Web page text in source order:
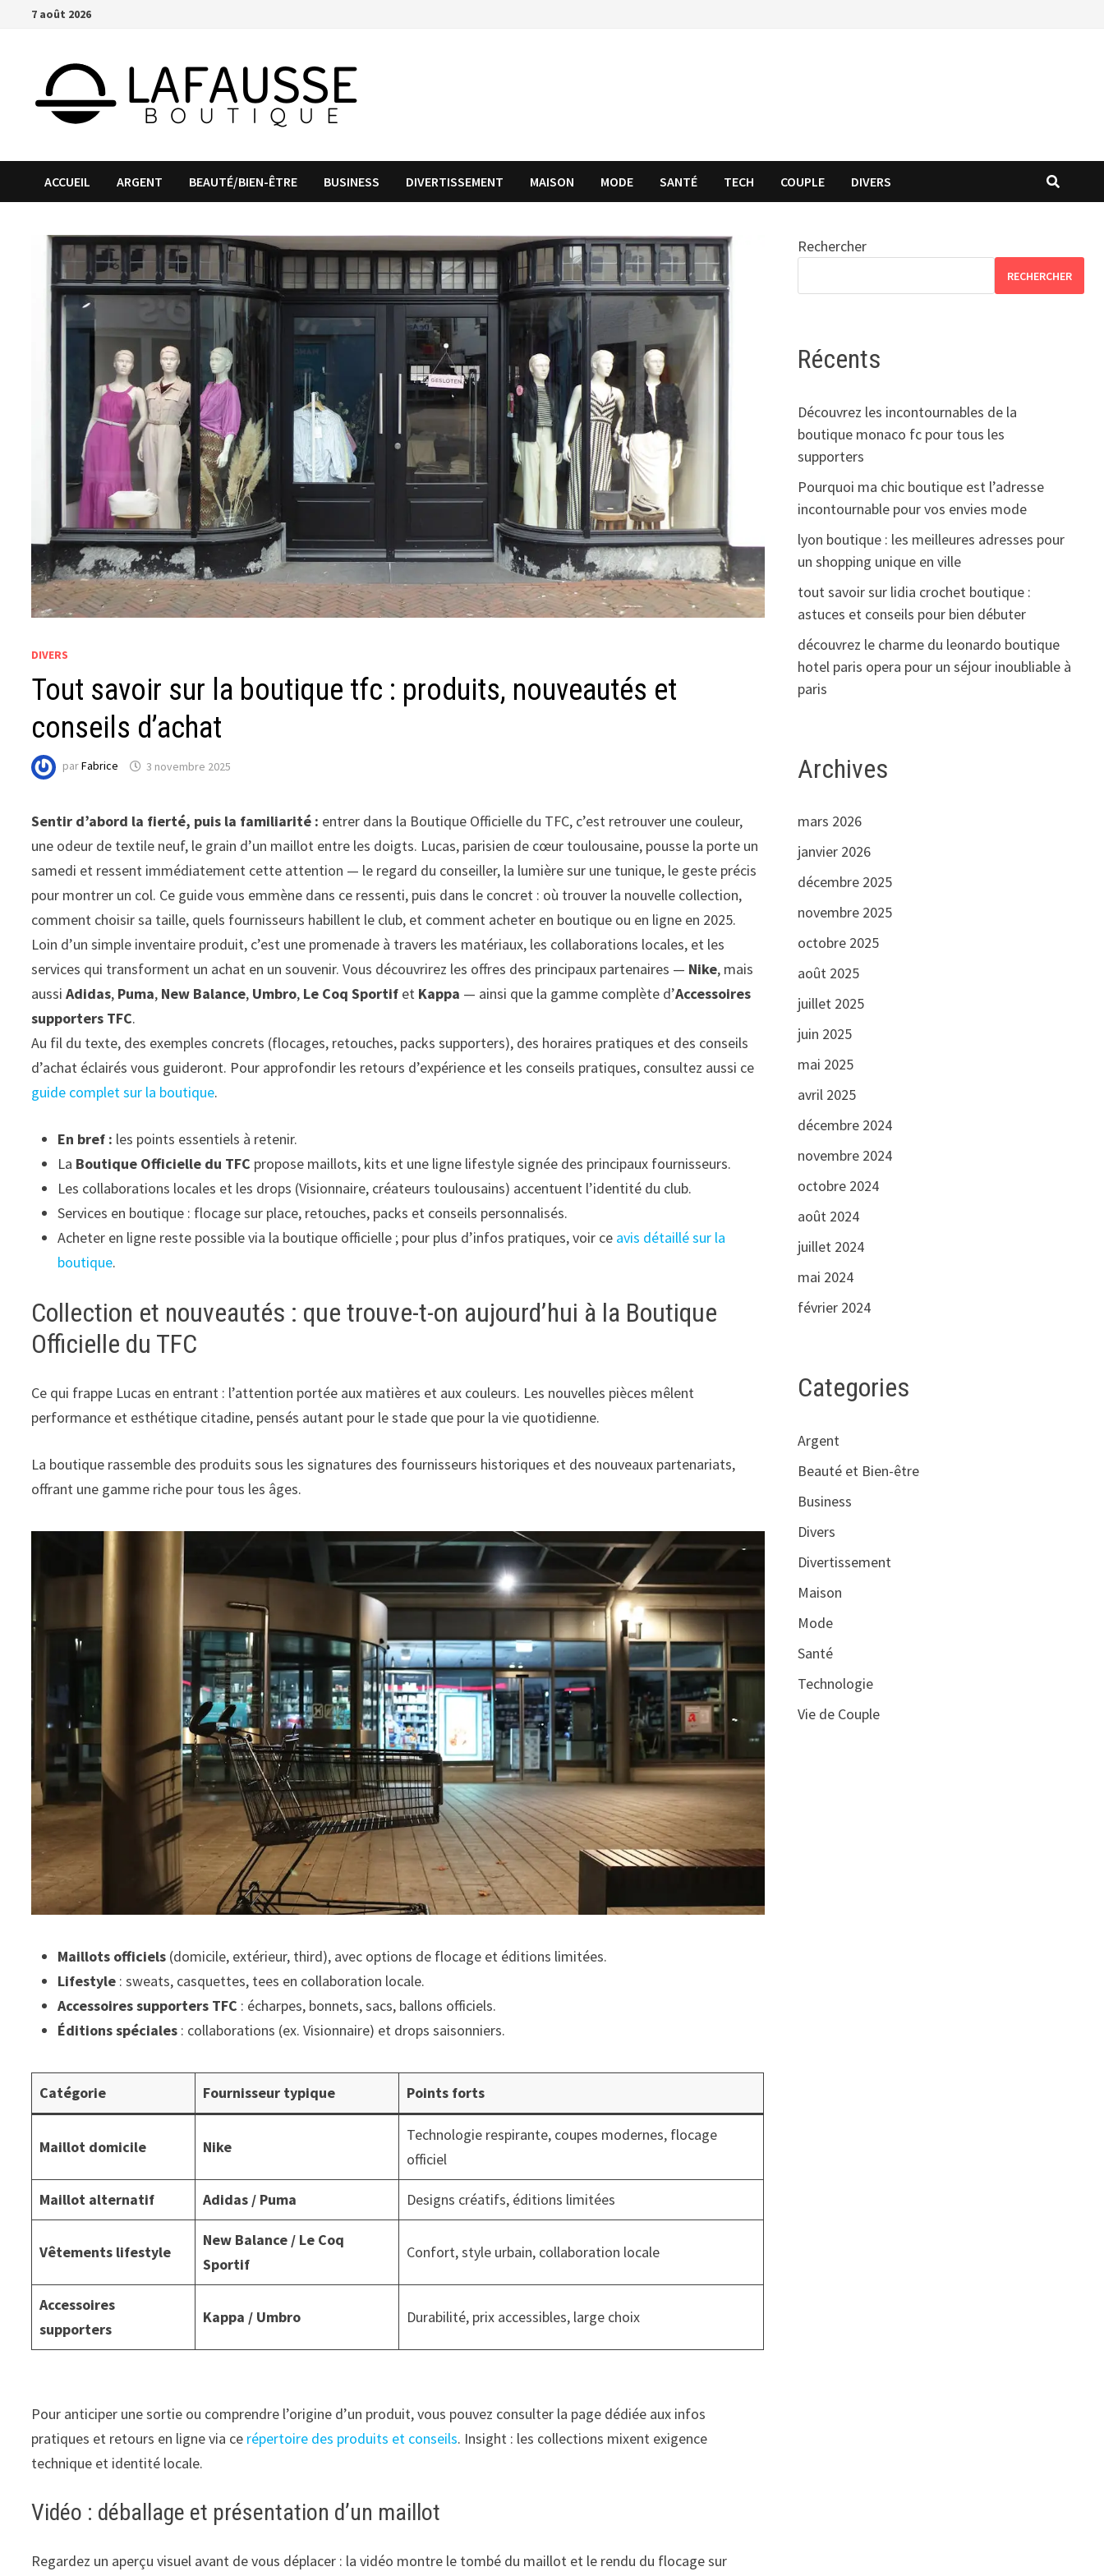
Passer7 août 2026
ACCUEIL ARGENT BEAUTÉ/BIEN-ÊTRE BUSINESS DIVERTISSEMENT MAISON MODE SANTÉ TECH COUPLE DIVERS
DIVERS
Tout savoir sur la boutique tfc : produits, nouveautés et
conseils d’achat
parFabrice 3 novembre 2025
Sentir d’abord la fierté, puis la familiarité : entrer dans la Boutique Officielle du TFC, c’est retrouver une couleur,
une odeur de textile neuf, le grain d’un maillot entre les doigts. Lucas, parisien de cœur toulousaine, pousse la porte un
samedi et ressent immédiatement cette attention — le regard du conseiller, la lumière sur une tunique, le geste précis
pour montrer un col. Ce guide vous emmène dans ce ressenti, puis dans le concret : où trouver la nouvelle collection,
comment choisir sa taille, quels fournisseurs habillent le club, et comment acheter en boutique ou en ligne en 2025.
Loin d’un simple inventaire produit, c’est une promenade à travers les matériaux, les collaborations locales, et les
services qui transforment un achat en un souvenir. Vous découvrirez les offres des principaux partenaires — Nike, mais
aussiAdidas, Puma, New Balance, Umbro, Le Coq Sportif et Kappa — ainsi que la gamme complète d’Accessoires
supporters TFC.
Au fil du texte, des exemples concrets (flocages, retouches, packs supporters), des horaires pratiques et des conseils
d’achat éclairés vous guideront. Pour approfondir les retours d’expérience et les conseils pratiques, consultez aussi ce
guide complet sur la boutique.
En bref : les points essentiels à retenir.
La Boutique Officielle du TFC propose maillots, kits et une ligne lifestyle signée des principaux fournisseurs.
Les collaborations locales et les drops (Visionnaire, créateurs toulousains) accentuent l’identité du club.
Services en boutique : flocage sur place, retouches, packs et conseils personnalisés.
Acheter en ligne reste possible via la boutique officielle ; pour plus d’infos pratiques, voir ce avis détaillé sur la
boutique.
Collection et nouveautés : que trouve-t-on aujourd’hui à la Boutique
Officielle du TFC
Ce qui frappe Lucas en entrant : l’attention portée aux matières et aux couleurs. Les nouvelles pièces mêlent
performance et esthétique citadine, pensés autant pour le stade que pour la vie quotidienne.
La boutique rassemble des produits sous les signatures des fournisseurs historiques et des nouveaux partenariats,
offrant une gamme riche pour tous les âges.
Maillots officiels (domicile, extérieur, third), avec options de flocage et éditions limitées.
Lifestyle : sweats, casquettes, tees en collaboration locale.
Accessoires supporters TFC : écharpes, bonnets, sacs, ballons officiels.
Éditions spéciales : collaborations (ex. Visionnaire) et drops saisonniers.
Catégorie Fournisseur typique Points forts
Maillot domicile Nike
Technologie respirante, coupes modernes, flocage
officiel
Maillot alternatif Adidas / Puma Designs créatifs, éditions limitées
Vêtements lifestyle
New Balance / Le Coq
Sportif
Confort, style urbain, collaboration locale
Accessoires
supporters
Kappa / Umbro Durabilité, prix accessibles, large choix
Pour anticiper une sortie ou comprendre l’origine d’un produit, vous pouvez consulter la page dédiée aux infos
pratiques et retours en ligne via ce répertoire des produits et conseils. Insight : les collections mixent exigence
technique et identité locale.
Vidéo : déballage et présentation d’un maillot
Regardez un aperçu visuel avant de vous déplacer : la vidéo montre le tombé du maillot et le rendu du flocage sur
Rechercher
RECHERCHER
Récents
Découvrez les incontournables de la
boutique monaco fc pour tous les
supporters
Pourquoi ma chic boutique est l’adresse
incontournable pour vos envies mode
lyon boutique : les meilleures adresses pour
un shopping unique en ville
tout savoir sur lidia crochet boutique :
astuces et conseils pour bien débuter
découvrez le charme du leonardo boutique
hotel paris opera pour un séjour inoubliable à
paris
Archives
mars 2026
janvier 2026
décembre 2025
novembre 2025
octobre 2025
août 2025
juillet 2025
juin 2025
mai 2025
avril 2025
décembre 2024
novembre 2024
octobre 2024
août 2024
juillet 2024
mai 2024
février 2024
Categories
Argent
Beauté et Bien-être
Business
Divers
Divertissement
Maison
Mode
Santé
Technologie
Vie de Couple